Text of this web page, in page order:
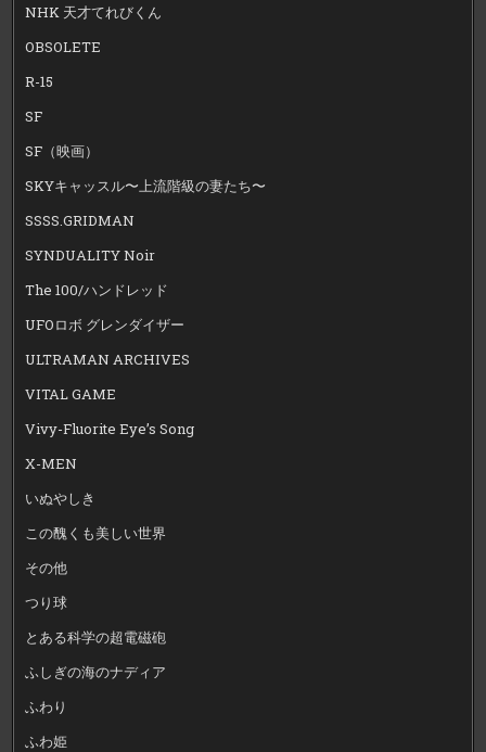
NHK 天才てれびくん
OBSOLETE
R-15
SF
SF（映画）
SKYキャッスル〜上流階級の妻たち〜
SSSS.GRIDMAN
SYNDUALITY Noir
The 100/ハンドレッド
UFOロボ グレンダイザー
ULTRAMAN ARCHIVES
VITAL GAME
Vivy-Fluorite Eye’s Song
X-MEN
いぬやしき
この醜くも美しい世界
その他
つり球
とある科学の超電磁砲
ふしぎの海のナディア
ふわり
ふわ姫